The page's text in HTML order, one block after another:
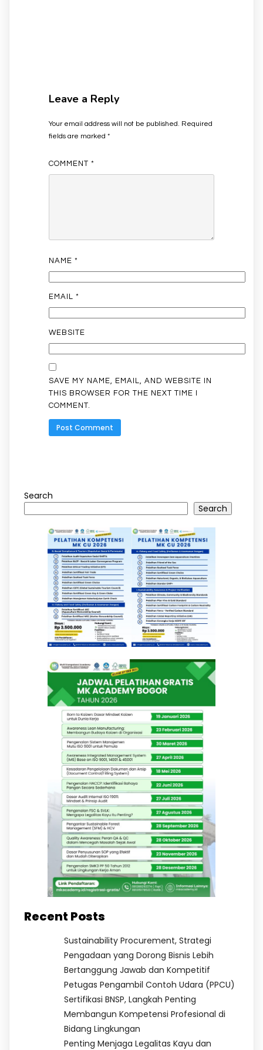
Leave a Reply
Your email address will not be published. Required
fields are marked *
COMMENT *
NAME *
EMAIL *
WEBSITE
SAVE MY NAME, EMAIL, AND WEBSITE IN
THIS BROWSER FOR THE NEXT TIME I
COMMENT.
Search
Search
Recent Posts
Sustainability Procurement, Strategi
Pengadaan yang Dorong Bisnis Lebih
Bertanggung Jawab dan Kompetitif
Petugas Pengambil Contoh Udara (PPCU)
Sertifikasi BNSP, Langkah Penting
Membangun Kompetensi Profesional di
Bidang Lingkungan
Penting Menjaga Legalitas Kayu dan